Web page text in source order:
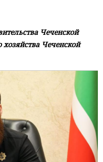
Чеченской
Чеченской